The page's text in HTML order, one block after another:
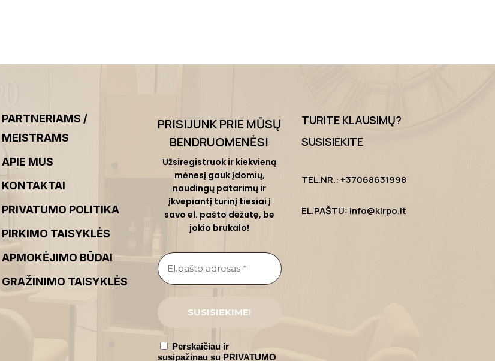
PARTNERIAMS /
MEISTRAMS
APIE MUS
KONTAKTAI
PRIVATUMO POLITIKA
PIRKIMO TAISYKLĖS
APMOKĖJIMO BŪDAI
GRAŽINIMO TAISYKLĖS
PRISIJUNK PRIE MŪSŲ
BENDRUOMENĖS!
Užsiregistruok ir kiekvieną
mėnesį gauk įdomių,
naudingų patarimų ir
įkvepiantį turinį tiesiai į
savo el. pašto dėžutę, be
jokio brukalo!
Perskaičiau ir
susipažinau su PRIVATUMO
TURITE KLAUSIMŲ?
SUSISIEKITE
TEL.NR.: +37068631998
EL.PAŠTU: info@kirpo.lt